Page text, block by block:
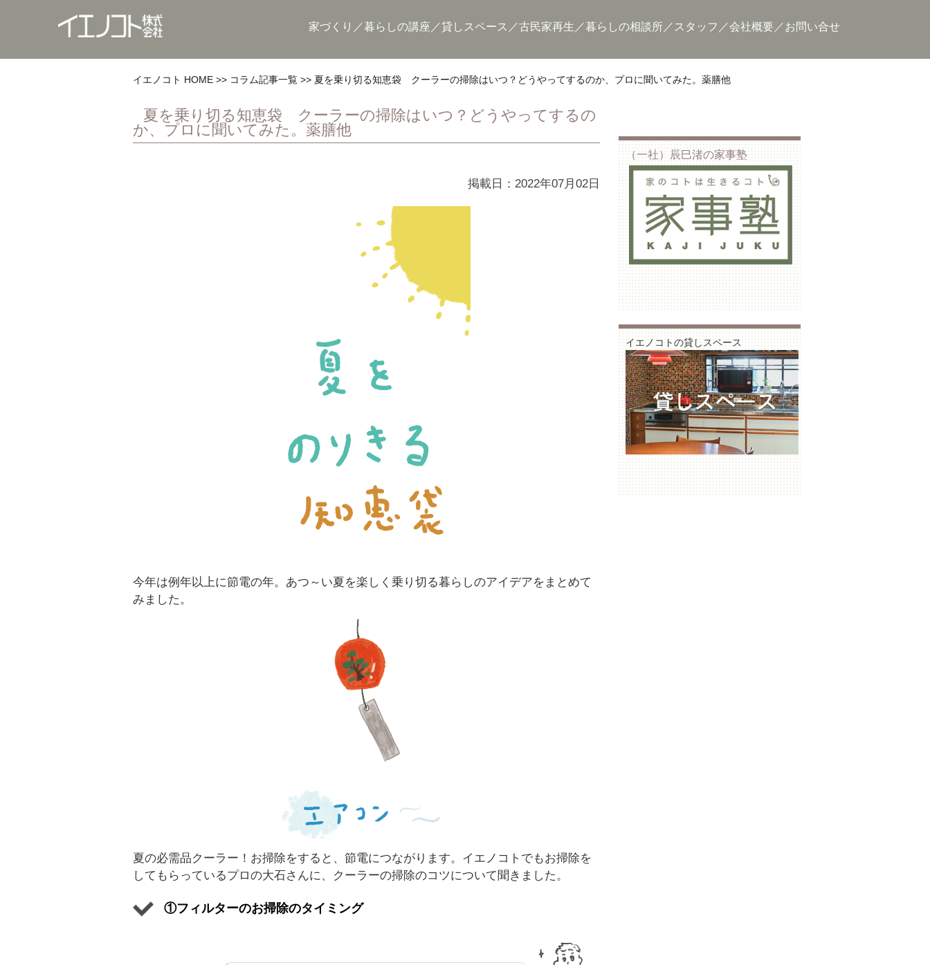
家づくり 暮らしの講座 貸しスペース 古民家再生 暮らしの相談所 スタッフ 会社概要 お問い合せ
イエノコト HOME コラム記事一覧 夏を乗り切る知恵袋 クーラーの掃除はいつ？どうやってするのか、プロに聞いてみた。薬膳他
夏を乗り切る知恵袋 クーラーの掃除はいつ？どうやってするの
か、プロに聞いてみた。薬膳他
掲載日：2022年07月02日
今年は例年以上に節電の年。あつ～い夏を楽しく乗り切る暮らしのアイデアをまとめて
みました。
夏の必需品クーラー！お掃除をすると、節電につながります。イエノコトでもお掃除を
してもらっているプロの大石さんに、クーラーの掃除のコツについて聞きました。
①フィルターのお掃除のタイミング
（一社）辰巳渚の家事塾
イエノコトの貸しスペース